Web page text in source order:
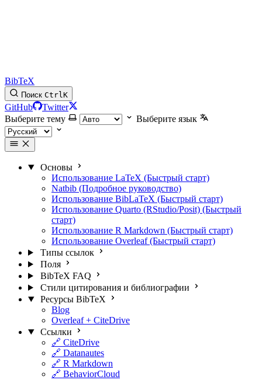
BibTeX
Поиск CtrlK
GitHub
Twitter
Выберите тему
Выберите язык
Основы
Использование LaTeX (Быстрый старт)
Natbib (Подробное руководство)
Использование BibLaTeX (Быстрый старт)
Использование Quarto (RStudio/Posit) (Быстрый
старт)
Использование R Markdown (Быстрый старт)
Использование Overleaf (Быстрый старт)
Типы ссылок
Поля
BibTeX FAQ
Стили цитирования и библиографии
Ресурсы BibTeX
Blog
Overleaf + CiteDrive
Ссылки
🔗 CiteDrive
🔗 Datanautes
🔗 R Markdown
🔗 BehaviorCloud